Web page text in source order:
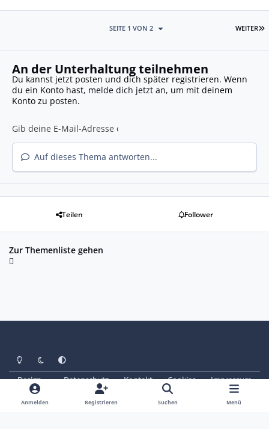
WEITER
SEITE 1 VON 2
An der Unterhaltung teilnehmen
Du kannst jetzt posten und dich später registrieren. Wenn
du ein Konto hast, melde dich jetzt an, um mit deinem
Konto zu posten.
Auf dieses Thema antworten...
Teilen Follower
Zur Themenliste gehen
Heller ModusDunkler Modus
Systemeinstellung
Design Datenschutz Kontakt Cookies
Impressum
© Copyright 2025 - SAABoteure e. V.
Powered by Invision Community
Anmelden Registrieren Suchen Menü